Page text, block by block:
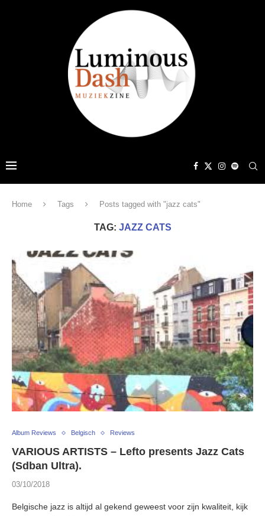
Home Tags Posts tagged with "jazz cats"
TAG: JAZZ CATS
Album Reviews Belgisch Reviews
VARIOUS ARTISTS – Lefto presents Jazz Cats
(Sdban Ultra).
03/10/2018
Belgische jazz is altijd al gekend geweest voor zijn kwaliteit, kijk